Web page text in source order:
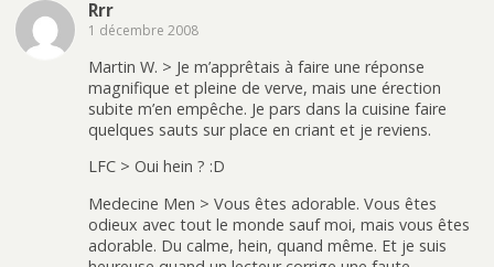
Rrr
1 décembre 2008
Martin W. > Je m’apprêtais à faire une réponse
magnifique et pleine de verve, mais une érection
subite m’en empêche. Je pars dans la cuisine faire
quelques sauts sur place en criant et je reviens.
LFC > Oui hein ? :D
Medecine Men > Vous êtes adorable. Vous êtes
odieux avec tout le monde sauf moi, mais vous êtes
adorable. Du calme, hein, quand même. Et je suis